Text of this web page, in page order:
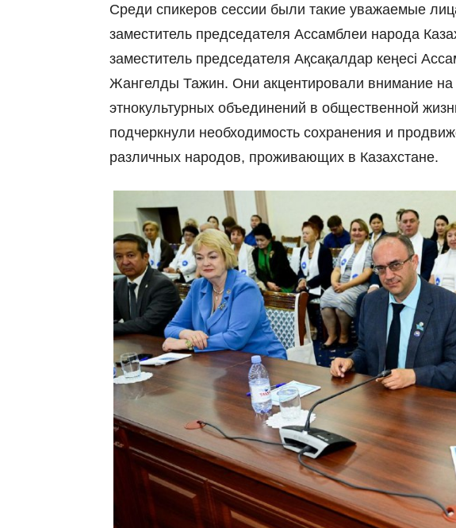
Среди спикеров сессии были такие уважаемые
заместитель председателя Ассамблеи народа
заместитель председателя Ақсақалдар кеңесі
Жангелды Тажин. Они акцентировали внимание на
этнокультурных объединений в общественной
подчеркнули необходимость сохранения и
различных народов, проживающих в Казахстане.